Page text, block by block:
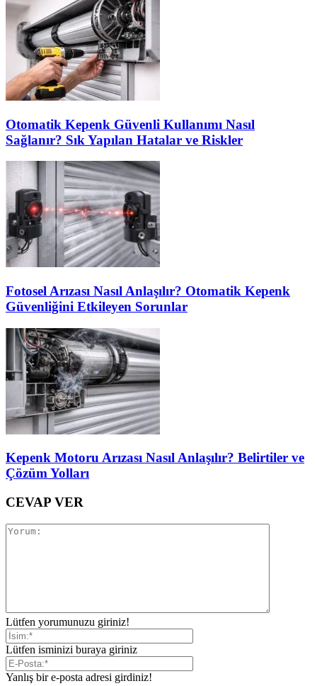
Otomatik Kepenk Güvenli Kullanımı Nasıl
Sağlanır? Sık Yapılan Hatalar ve Riskler
Fotosel Arızası Nasıl Anlaşılır? Otomatik Kepenk
Güvenliğini Etkileyen Sorunlar
Kepenk Motoru Arızası Nasıl Anlaşılır? Belirtiler ve
Çözüm Yolları
CEVAP VER
Lütfen yorumunuzu giriniz!
Lütfen isminizi buraya giriniz
Yanlış bir e-posta adresi girdiniz!